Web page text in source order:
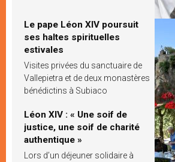
Le pape Léon XIV poursuit
ses haltes spirituelles
estivales
Visites privées du sanctuaire de
Vallepietra et de deux monastères
bénédictins à Subiaco
Léon XIV : « Une soif de
justice, une soif de charité
authentique »
Lors d’un déjeuner solidaire à